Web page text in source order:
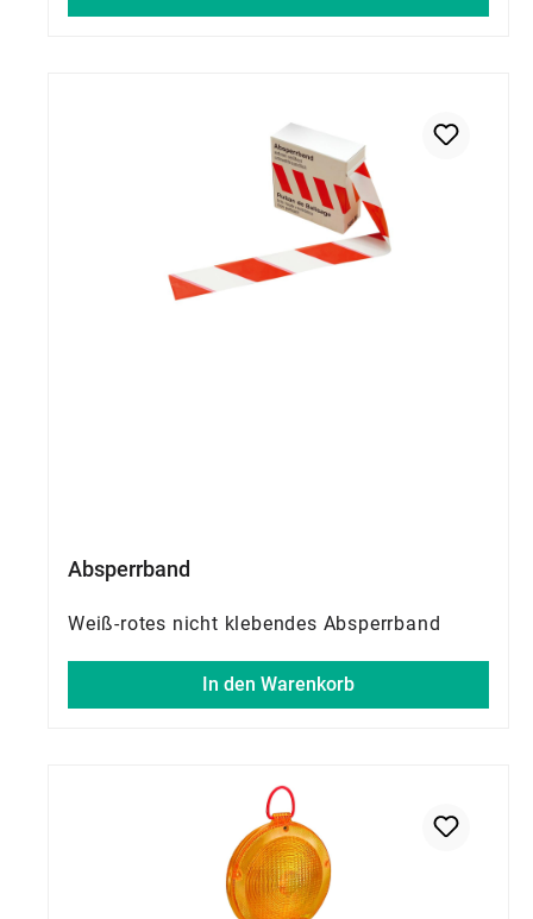
Absperrband
Weiß-rotes nicht klebendes Absperrband
In den Warenkorb